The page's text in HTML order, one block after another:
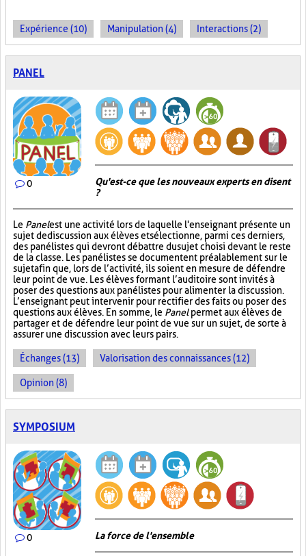
Expérience (10) Manipulation (4) Interactions (2)
PANEL
0
Qu'est-ce que les nouveaux experts en disent
?
Le Panelest une activité lors de laquelle l'enseignant présente un
sujet de discussion aux élèves et sélectionne, parmi ces derniers,
des panélistes qui devront débattre du sujet choisi devant le reste
de la classe. Les panélistes se documentent préalablement sur le
sujet afin que, lors de l’activité, ils soient en mesure de défendre
leur point de vue. Les élèves formant l’auditoire sont invités à
poser des questions aux panélistes pour alimenter la discussion.
L’enseignant peut intervenir pour rectifier des faits ou poser des
questions aux élèves. En somme, le Panelpermet aux élèves de
partager et de défendre leur point de vue sur un sujet, de sorte à
assurer une discussion avec leurs pairs.
Échanges (13) Valorisation des connaissances (12)
Opinion (8)
SYMPOSIUM
0 La force de l'ensemble